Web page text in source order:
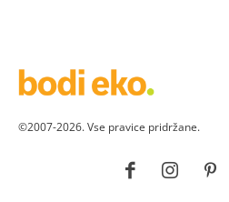
©2007-2026. Vse pravice pridržane.